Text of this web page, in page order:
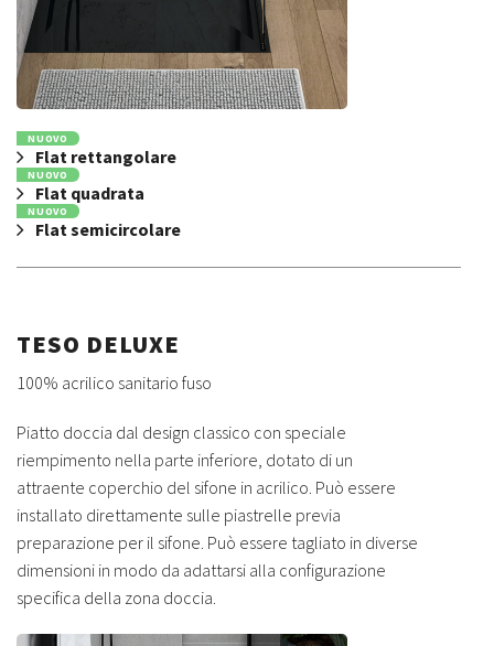
NUOVO
Flat rettangolare
NUOVO
Flat quadrata
NUOVO
Flat semicircolare
TESO DELUXE
100% acrilico sanitario fuso
Piatto doccia dal design classico con speciale
riempimento nella parte inferiore, dotato di un
attraente coperchio del sifone in acrilico. Può essere
installato direttamente sulle piastrelle previa
preparazione per il sifone. Può essere tagliato in diverse
dimensioni in modo da adattarsi alla configurazione
specifica della zona doccia.